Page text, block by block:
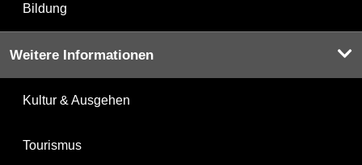
Bildung
Weitere Informationen
Kultur & Ausgehen
Tourismus